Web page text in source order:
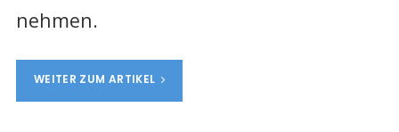
nehmen.
WEITER ZUM ARTIKEL